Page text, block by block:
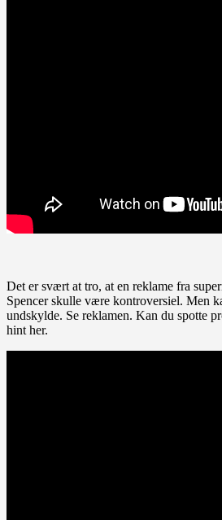
Det er svært at tro, at en reklame fra
Spencer skulle være kontroversiel. Men
undskylde. Se reklamen. Kan du spotte
hint her.